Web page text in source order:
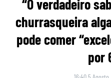
“O verdadeiro
churrasqueira
pode comer
por